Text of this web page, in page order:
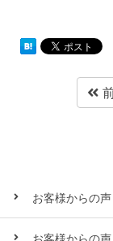
お客様からの
お客様からの